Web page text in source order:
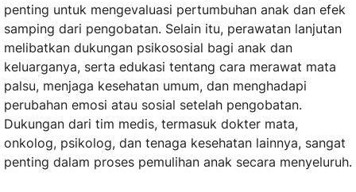
penting untuk mengevaluasi pertumbuhan anak dan efek
samping dari pengobatan. Selain itu, perawatan lanjutan
melibatkan dukungan psikososial bagi anak dan
keluarganya, serta edukasi tentang cara merawat mata
palsu, menjaga kesehatan umum, dan menghadapi
perubahan emosi atau sosial setelah pengobatan.
Dukungan dari tim medis, termasuk dokter mata,
onkolog, psikolog, dan tenaga kesehatan lainnya, sangat
penting dalam proses pemulihan anak secara menyeluruh.